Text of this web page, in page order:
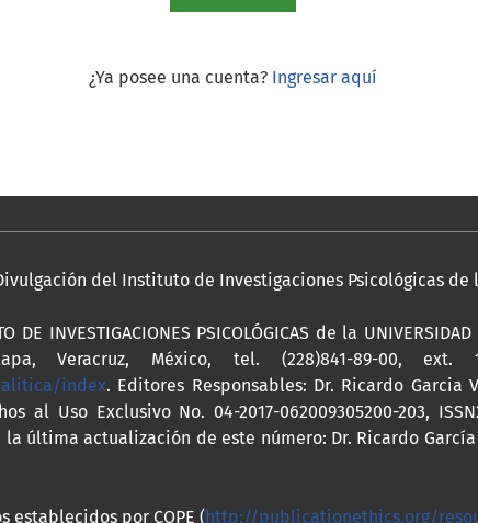
¿Ya posee una cuenta? Ingresar aquí
Divulgación del Instituto de Investigaciones Psicológicas
INVESTIGACIONES PSICOLÓGICAS de la
Veracruz, México, tel. (228)841-89-00, ext.
index. Editores Responsables: Dr. Ricardo Garcia
al Uso Exclusivo No. 04-2017-062009305200-203,
última actualización de este número: Dr. Ricardo García
establecidos por COPE ( http://publicationethics.org/